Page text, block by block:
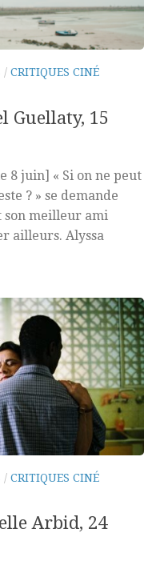
/ CRITIQUES CINÉ
Guellaty, 15
8 juin] « Si on ne peut
? » se demande
son meilleur ami
ailleurs. Alyssa
/ CRITIQUES CINÉ
Arbid, 24